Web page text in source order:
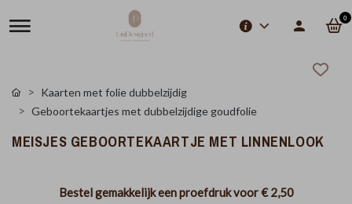
0
Kaarten met folie dubbelzijdig
Geboortekaartjes met dubbelzijdige goudfolie
MEISJES GEBOORTEKAARTJE MET LINNENLOOK
Bestel gemakkelijk een proefdruk voor€ 2,50